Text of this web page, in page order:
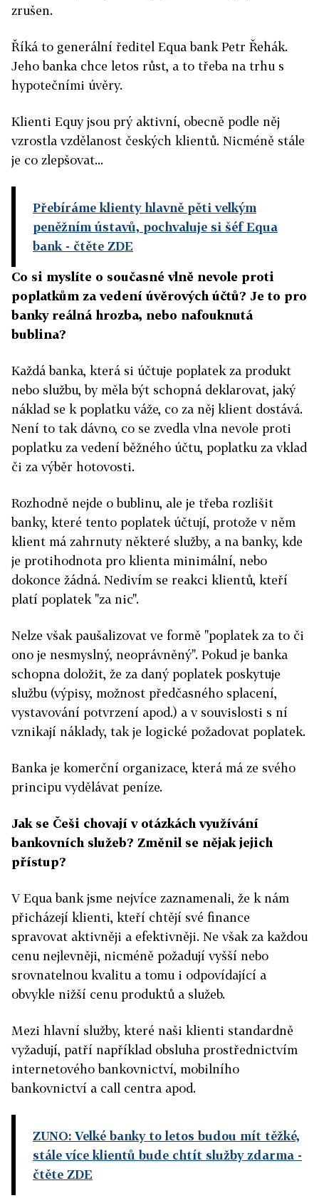
zrušen.
Říká to generální ředitel Equa bank Petr Řehák.
Jeho banka chce letos růst, a to třeba na trhu s
hypotečními úvěry.
Klienti Equy jsou prý aktivní, obecně podle něj
vzrostla vzdělanost českých klientů. Nicméně stále
je co zlepšovat...
Přebíráme klienty hlavně pěti velkým
peněžním ústavů, pochvaluje si šéf Equa
bank - čtěte ZDE
Co si myslíte o současné vlně nevole proti
poplatkům za vedení úvěrových účtů? Je to pro
banky reálná hrozba, nebo nafouknutá
bublina?
Každá banka, která si účtuje poplatek za produkt
nebo službu, by měla být schopná deklarovat, jaký
náklad se k poplatku váže, co za něj klient dostává.
Není to tak dávno, co se zvedla vlna nevole proti
poplatku za vedení běžného účtu, poplatku za vklad
či za výběr hotovosti.
Rozhodně nejde o bublinu, ale je třeba rozlišit
banky, které tento poplatek účtují, protože v něm
klient má zahrnuty některé služby, a na banky, kde
je protihodnota pro klienta minimální, nebo
dokonce žádná. Nedivím se reakci klientů, kteří
platí poplatek "za nic".
Nelze však paušalizovat ve formě "poplatek za to či
ono je nesmyslný, neoprávněný". Pokud je banka
schopna doložit, že za daný poplatek poskytuje
službu (výpisy, možnost předčasného splacení,
vystavování potvrzení apod.) a v souvislosti s ní
vznikají náklady, tak je logické požadovat poplatek.
Banka je komerční organizace, která má ze svého
principu vydělávat peníze.
Jak se Češi chovají v otázkách využívání
bankovních služeb? Změnil se nějak jejich
přístup?
V Equa bank jsme nejvíce zaznamenali, že k nám
přicházejí klienti, kteří chtějí své finance
spravovat aktivněji a efektivněji. Ne však za každou
cenu nejlevněji, nicméně požadují vyšší nebo
srovnatelnou kvalitu a tomu i odpovídající a
obvykle nižší cenu produktů a služeb.
Mezi hlavní služby, které naši klienti standardně
vyžadují, patří například obsluha prostřednictvím
internetového bankovnictví, mobilního
bankovnictví a call centra apod.
ZUNO: Velké banky to letos budou mít těžké,
stále více klientů bude chtít služby zdarma -
čtěte ZDE